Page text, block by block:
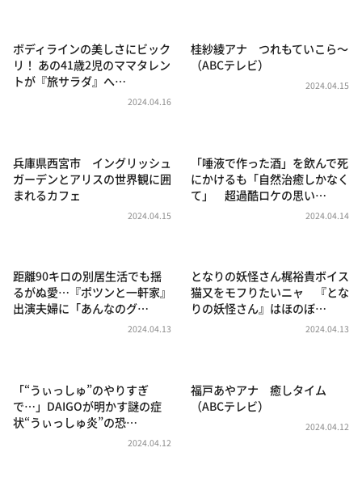
news おかえり
河合＆A.B.C-Z塚田×福井アナ「なんでやねん！？」
（news おかえり）
朝だ！生です旅サラダ
教えて！ニュースライブ 正義のミカタ
ポツンと一軒家
ザキ山小屋本館
ボディラインの美しさにビック
リ！ あの41歳2児のママタレン
トが『旅サラダ』へ…
2024.04.16
桂紗綾アナ つれもていこら～
（ABCテレビ）
2024.04.15
兵庫県西宮市 イングリッシュ
ガーデンとアリスの世界観に囲
まれるカフェ
2024.04.15
「唾液で作った酒」を飲んで死
にかけるも「自然治癒しかなく
て」 超過酷ロケの思い…
2024.04.14
距離90キロの別居生活でも揺
るがぬ愛…『ポツンと一軒家』
出演夫婦に「あんなのグ…
2024.04.13
となりの妖怪さん梶裕貴ボイス
猫又をモフりたいニャ 『とな
りの妖怪さん』はほのぼ…
2024.04.13
「“うぃっしゅ”のやりすぎ
で…」DAIGOが明かす謎の症
状“うぃっしゅ炎”の恐…
2024.04.12
福戸あやアナ 癒しタイム
（ABCテレビ）
2024.04.12